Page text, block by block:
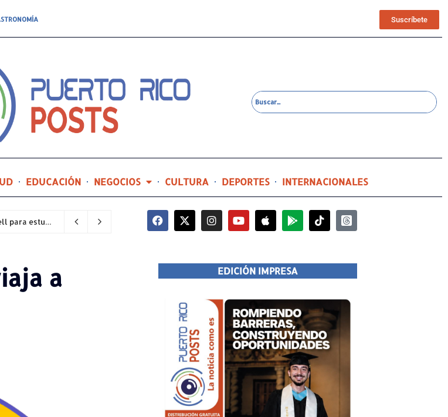
Suscríbete
EDUCACIÓN NEGOCIOS CULTURA DEPORTES INTERNACIONALES
Compañía de Turismo hará realidad un prom inolvidable junto a Jowell para estudiantes de la Escuela Gabriela Mistral 8 horas ago
a
EDICIÓN IMPRESA